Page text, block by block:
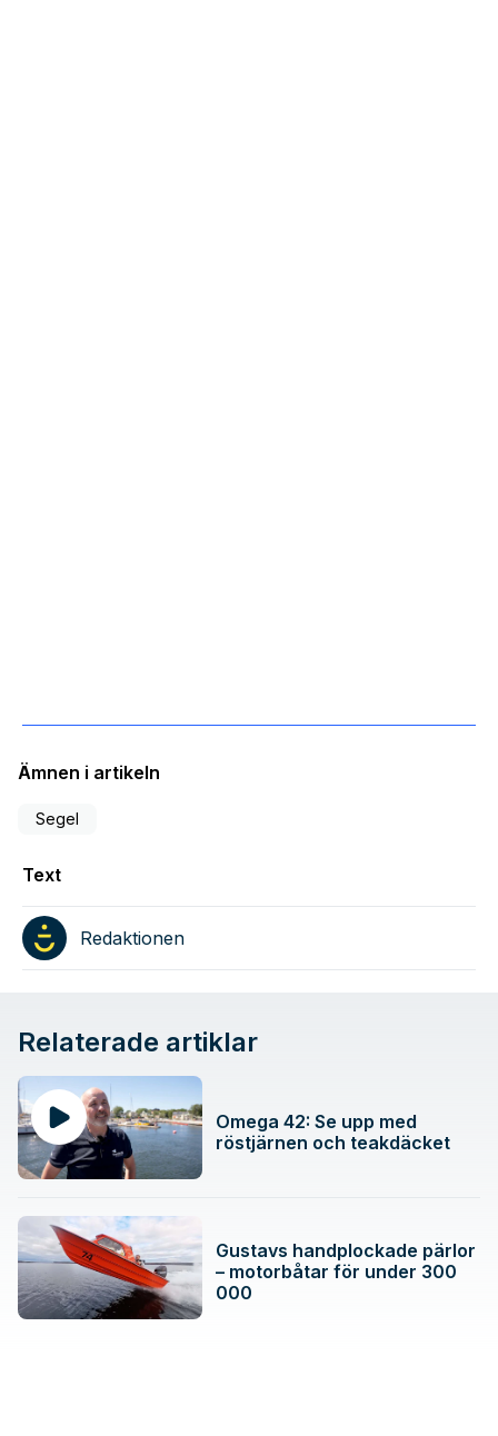
Ämnen i artikeln
Segel
Text
Redaktionen
Relaterade artiklar
Omega 42: Se upp med
röstjärnen och teakdäcket
Gustavs handplockade pärlor
– motorbåtar för under 300
000